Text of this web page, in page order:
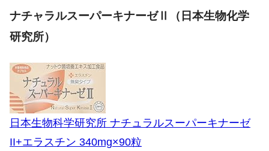
ナチャラルスーパーキナーゼⅡ（日本生物化学
研究所）
日本生物科学研究所 ナチュラルスーパーキナーゼ
II+エラスチン 340mg×90粒